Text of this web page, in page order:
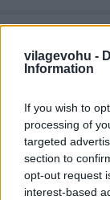
vilagevohu -
Information
If you wish to
processing of
targeted
section to
opt-out request
interest-based
Lyonra
világevő•2011.
Az RTL
is!] Lyoni
Sajnos saját
ha lesz.
szalonna 20